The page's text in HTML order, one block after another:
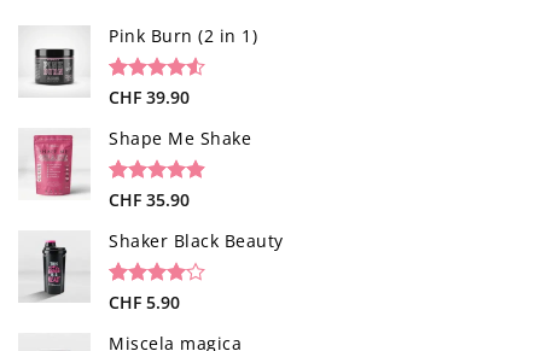
Pink Burn (2 in 1)
Valutato
su base di
96
recensioni
CHF 39.90
Shape Me Shake
Valutato
su base di
40
CHF 35.90
Shaker Black Beauty
Valutato
5 su
1
CHF 5.90
Miscela magica